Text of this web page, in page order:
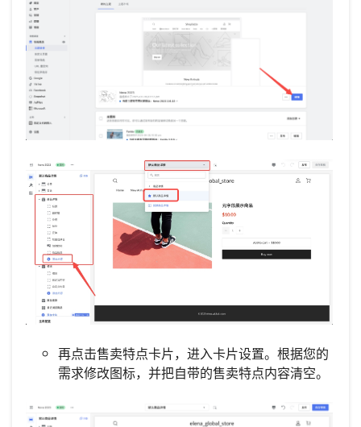
再点击售卖特点卡片，进入卡片设置。根据您的
需求修改图标，并把自带的售卖特点内容清空。